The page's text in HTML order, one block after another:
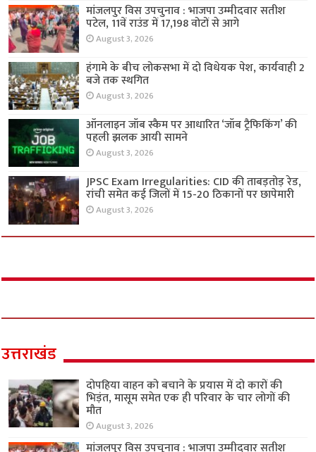
मांजलपुर विस उपचुनाव : भाजपा उम्मीदवार सतीश
पटेल, 11वें राउंड में 17,198 वोटों से आगे
August 3, 2026
हंगामे के बीच लोकसभा में दो विधेयक पेश, कार्यवाही 2
बजे तक स्थगित
August 3, 2026
ऑनलाइन जॉब स्कैम पर आधारित ‘जॉब ट्रैफिकिंग’ की
पहली झलक आयी सामने
August 3, 2026
JPSC Exam Irregularities: CID की ताबड़तोड़ रेड,
रांची समेत कई जिलों में 15-20 ठिकानों पर छापेमारी
August 3, 2026
उत्तराखंड
दोपहिया वाहन को बचाने के प्रयास में दो कारों की
भिड़ंत, मासूम समेत एक ही परिवार के चार लोगों की
मौत
August 3, 2026
मांजलपुर विस उपचुनाव : भाजपा उम्मीदवार सतीश